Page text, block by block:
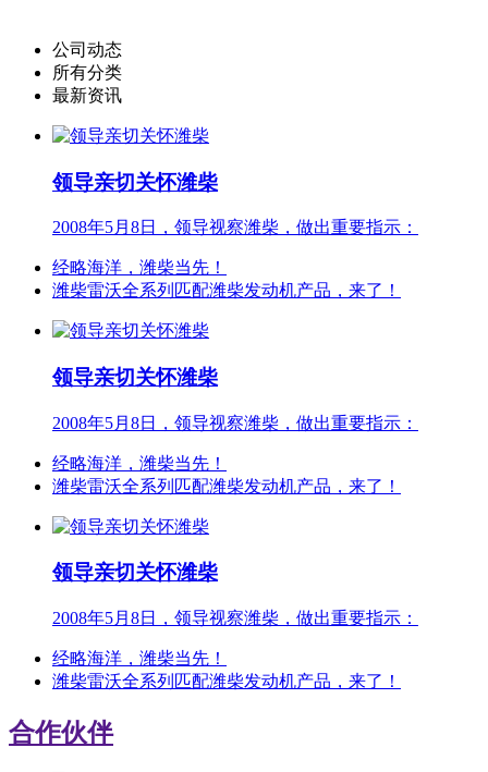
公司动态
所有分类
最新资讯
领导亲切关怀潍柴
2008年5月8日，领导视察潍柴，做出重要指示：
经略海洋，潍柴当先！
潍柴雷沃全系列匹配潍柴发动机产品，来了！
领导亲切关怀潍柴
2008年5月8日，领导视察潍柴，做出重要指示：
经略海洋，潍柴当先！
潍柴雷沃全系列匹配潍柴发动机产品，来了！
领导亲切关怀潍柴
2008年5月8日，领导视察潍柴，做出重要指示：
经略海洋，潍柴当先！
潍柴雷沃全系列匹配潍柴发动机产品，来了！
合作伙伴